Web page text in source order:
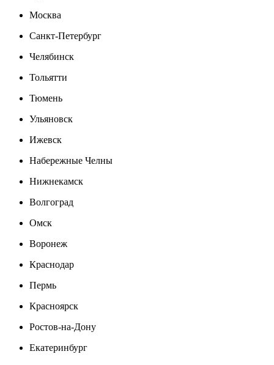
Москва
Санкт-Петербург
Челябинск
Тольятти
Тюмень
Ульяновск
Ижевск
Набережные Челны
Нижнекамск
Волгоград
Омск
Воронеж
Краснодар
Пермь
Красноярск
Ростов-на-Дону
Екатеринбург